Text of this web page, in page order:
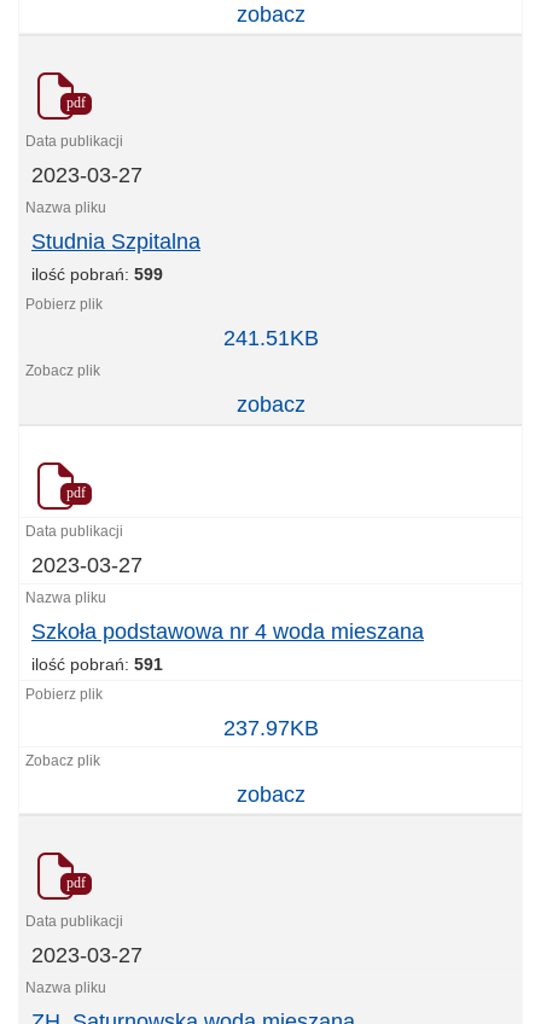
zobacz
pdf
2023-03-27
Studnia Szpitalna
ilość pobrań: 599
Szpitalna
241.51KB
zobacz
pdf
2023-03-27
Szkoła podstawowa nr 4 woda mieszana
ilość pobrań: 591
podstawowa
nr
woda
237.97KB
zobacz
pdf
2023-03-27